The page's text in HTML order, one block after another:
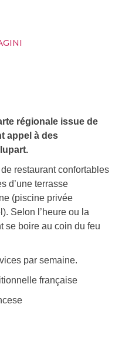
régionale issue de
appel à des
restaurant confortables
d’une terrasse
(piscine privée
Selon l’heure ou la
se boire au coin du feu
par semaine.
française